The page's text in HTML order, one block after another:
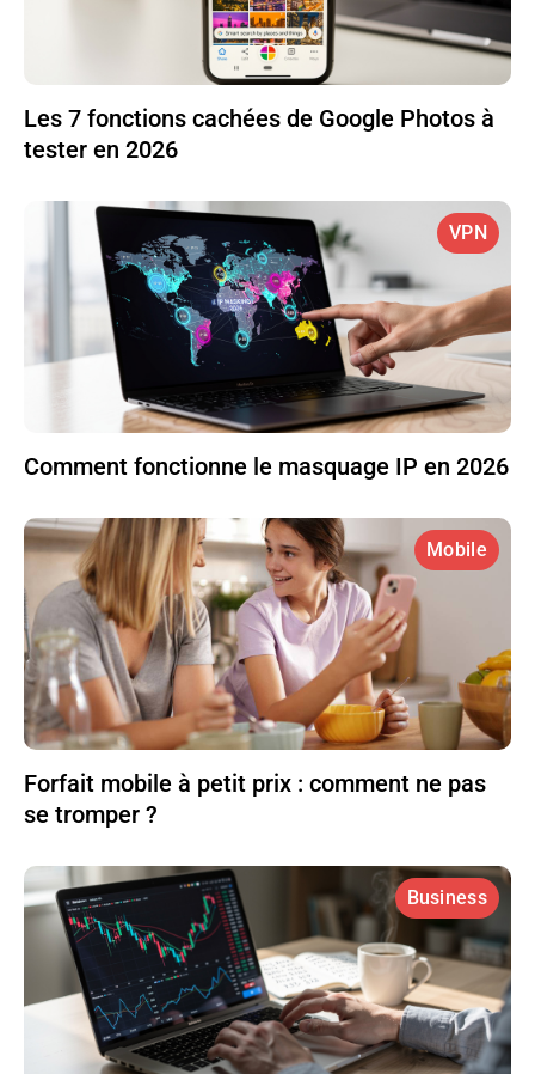
Les 7 fonctions cachées de Google Photos à
tester en 2026
VPN
Comment fonctionne le masquage IP en 2026
Mobile
Forfait mobile à petit prix : comment ne pas
se tromper ?
Business